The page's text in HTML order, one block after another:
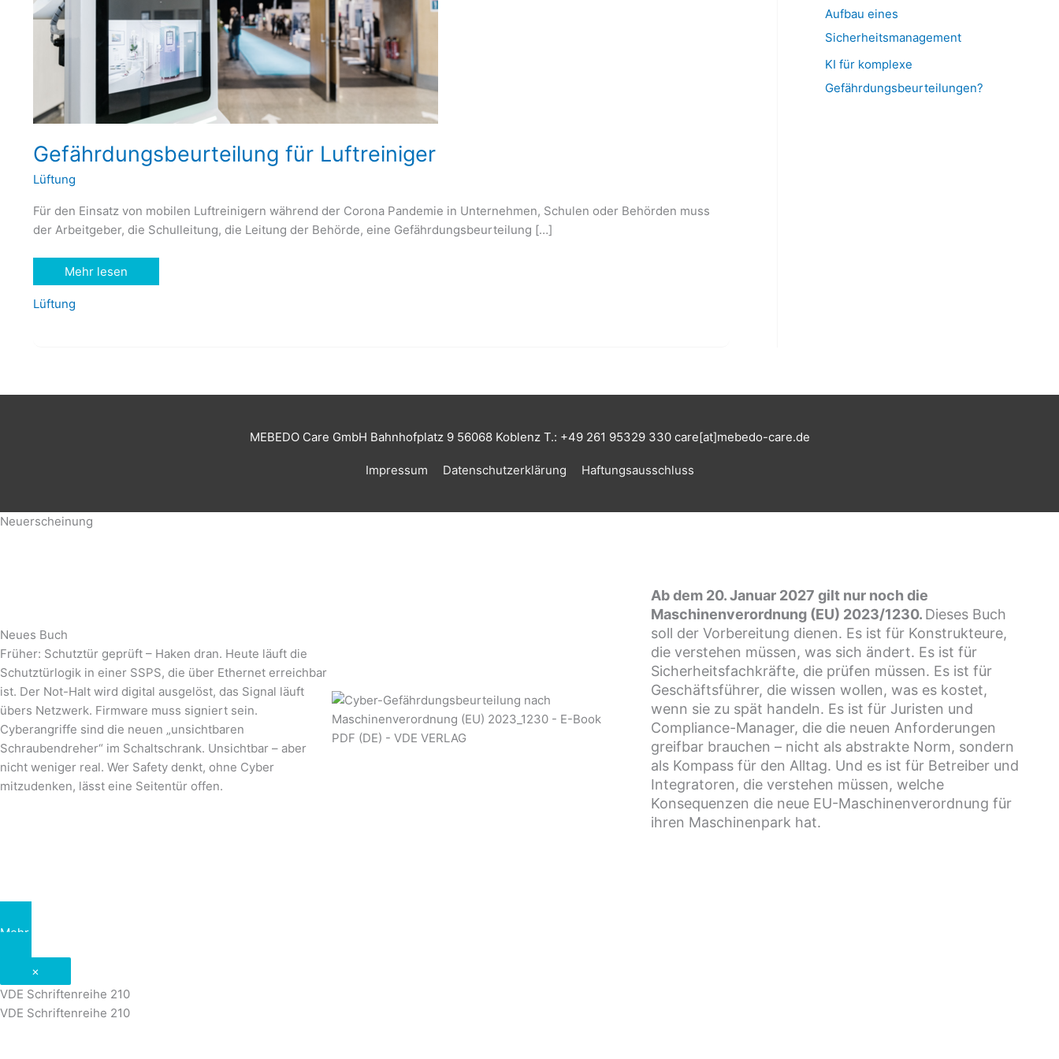
Gefährdungsbeurteilung für Luftreiniger
Lüftung
Für den Einsatz von mobilen Luftreinigern während der Corona Pandemie in Unternehmen, Schulen oder Behörden muss
der Arbeitgeber, die Schulleitung, die Leitung der Behörde, eine Gefährdungsbeurteilung […]
Gefährdungsbeurteilung
für
Mehr lesen
Lüftung
h
:
Aufbau eines
Sicherheitsmanagement
KI für komplexe
Gefährdungsbeurteilungen?
MEBEDO Care GmbH Bahnhofplatz 9 56068 Koblenz T.: +49 261 95329 330 care[at]mebedo-care.de
Impressum Datenschutzerklärung Haftungsausschluss
Neuerscheinung
Neues Buch
Früher: Schutztür geprüft – Haken dran. Heute läuft die
Schutztürlogik in einer SSPS, die über Ethernet erreichbar
ist. Der Not-Halt wird digital ausgelöst, das Signal läuft
übers Netzwerk. Firmware muss signiert sein.
Cyberangriffe sind die neuen „unsichtbaren
Schraubendreher“ im Schaltschrank. Unsichtbar – aber
nicht weniger real. Wer Safety denkt, ohne Cyber
mitzudenken, lässt eine Seitentür offen.
Ab dem 20. Januar 2027 gilt nur noch die
Maschinenverordnung (EU) 2023/1230. Dieses Buch
soll der Vorbereitung dienen. Es ist für Konstrukteure,
die verstehen müssen, was sich ändert. Es ist für
Sicherheitsfachkräfte, die prüfen müssen. Es ist für
Geschäftsführer, die wissen wollen, was es kostet,
wenn sie zu spät handeln. Es ist für Juristen und
Compliance-Manager, die die neuen Anforderungen
greifbar brauchen – nicht als abstrakte Norm, sondern
als Kompass für den Alltag. Und es ist für Betreiber und
Integratoren, die verstehen müssen, welche
Konsequenzen die neue EU-Maschinenverordnung für
ihren Maschinenpark hat.
Mehr Informationen
×
VDE Schriftenreihe 210
VDE Schriftenreihe 210